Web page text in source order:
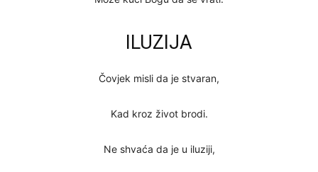
ILUZIJA
Čovjek misli da je stvaran,
Kad kroz život brodi.
Ne shvaća da je u iluziji,